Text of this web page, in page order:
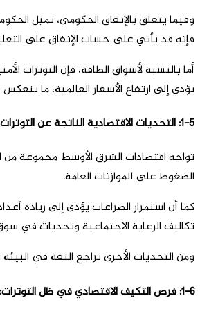
وفيما يتعلق بالإنفاق الحكومي، تميل
فإنه قد يأتي على حساب الإنفاق على
أما بالنسبة لأسواق الطاقة، فإن التوترات
يؤدي إلى ارتفاع الأسعار العالمية، ما
1-5: التحديات الاقتصادية الناتجة عن التوترات الأمنية:
تواجه اقتصادات الشرق الأوسط مجموعة من
الضغوط على الموازنات العامة.
كما أن استمرار الصراعات يؤدي إلى زيادة
تكاليف الرعاية الاجتماعية وتحديات في
ومن التحديات الأخرى تراجع الثقة في
1-6: فرص التكيف الاقتصادي في ظل التوترات: